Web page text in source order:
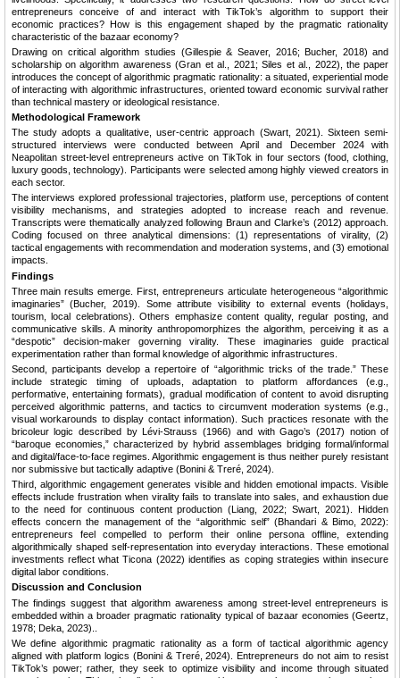
entrepreneurs conceive of and interact with TikTok’s algorithm to support their
economic practices? How is this engagement shaped by the pragmatic rationality
characteristic of the bazaar economy?
Drawing on critical algorithm studies (Gillespie & Seaver, 2016; Bucher, 2018) and
scholarship on algorithm awareness (Gran et al., 2021; Siles et al., 2022), the paper
introduces the concept of algorithmic pragmatic rationality: a situated, experiential mode
of interacting with algorithmic infrastructures, oriented toward economic survival rather
than technical mastery or ideological resistance.
Methodological Framework
The study adopts a qualitative, user-centric approach (Swart, 2021). Sixteen semi-
structured interviews were conducted between April and December 2024 with
Neapolitan street-level entrepreneurs active on TikTok in four sectors (food, clothing,
luxury goods, technology). Participants were selected among highly viewed creators in
each sector.
The interviews explored professional trajectories, platform use, perceptions of content
visibility mechanisms, and strategies adopted to increase reach and revenue.
Transcripts were thematically analyzed following Braun and Clarke’s (2012) approach.
Coding focused on three analytical dimensions: (1) representations of virality, (2)
tactical engagements with recommendation and moderation systems, and (3) emotional
impacts.
Findings
Three main results emerge. First, entrepreneurs articulate heterogeneous “algorithmic
imaginaries” (Bucher, 2019). Some attribute visibility to external events (holidays,
tourism, local celebrations). Others emphasize content quality, regular posting, and
communicative skills. A minority anthropomorphizes the algorithm, perceiving it as a
“despotic” decision-maker governing virality. These imaginaries guide practical
experimentation rather than formal knowledge of algorithmic infrastructures.
Second, participants develop a repertoire of “algorithmic tricks of the trade.” These
include strategic timing of uploads, adaptation to platform affordances (e.g.,
performative, entertaining formats), gradual modification of content to avoid disrupting
perceived algorithmic patterns, and tactics to circumvent moderation systems (e.g.,
visual workarounds to display contact information). Such practices resonate with the
bricoleur logic described by Lévi-Strauss (1966) and with Gago’s (2017) notion of
“baroque economies,” characterized by hybrid assemblages bridging formal/informal
and digital/face-to-face regimes. Algorithmic engagement is thus neither purely resistant
nor submissive but tactically adaptive (Bonini & Treré, 2024).
Third, algorithmic engagement generates visible and hidden emotional impacts. Visible
effects include frustration when virality fails to translate into sales, and exhaustion due
to the need for continuous content production (Liang, 2022; Swart, 2021). Hidden
effects concern the management of the “algorithmic self” (Bhandari & Bimo, 2022):
entrepreneurs feel compelled to perform their online persona offline, extending
algorithmically shaped self-representation into everyday interactions. These emotional
investments reflect what Ticona (2022) identifies as coping strategies within insecure
digital labor conditions.
Discussion and Conclusion
The findings suggest that algorithm awareness among street-level entrepreneurs is
embedded within a broader pragmatic rationality typical of bazaar economies (Geertz,
1978; Deka, 2023)..
We define algorithmic pragmatic rationality as a form of tactical algorithmic agency
aligned with platform logics (Bonini & Treré, 2024). Entrepreneurs do not aim to resist
TikTok’s power; rather, they seek to optimize visibility and income through situated